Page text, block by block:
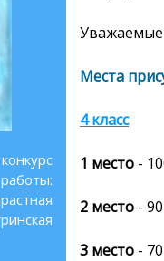
Уважаемые
Места
4 класс
1 место -
2 место -
3 место -